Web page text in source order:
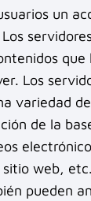
un
que
Los
variedad
de la
web,
pueden